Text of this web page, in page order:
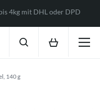
4kg mit DHL oder DPD
140 g